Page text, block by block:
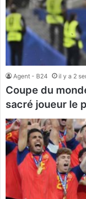
Agent - B24 il y a 2
Coupe du
sacré joueur le